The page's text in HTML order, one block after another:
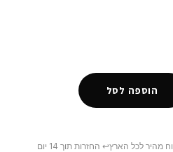
הוספה לסל
מהיר לכל הארץ↩️ החזרות תוך 14 יום